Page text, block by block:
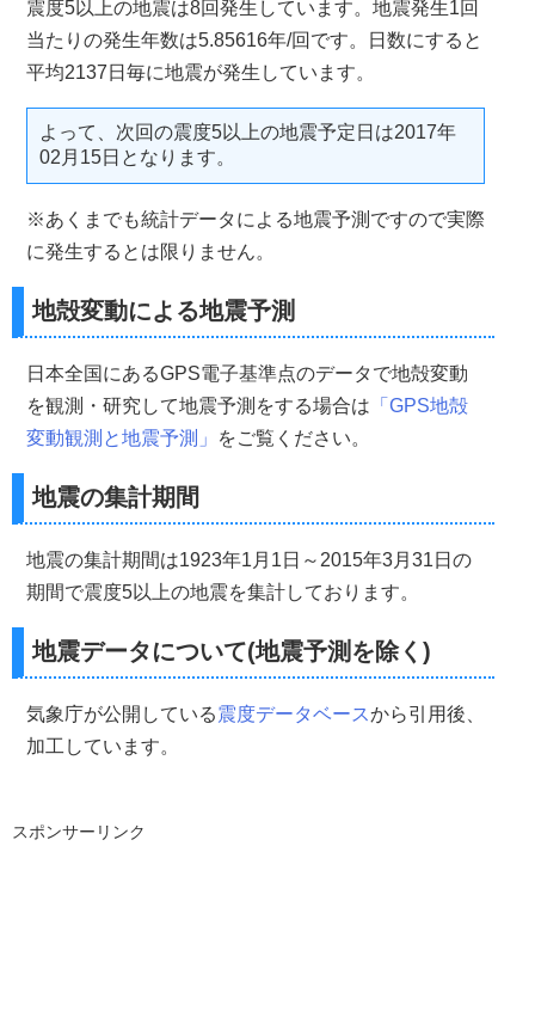
震度5以上の地震は8回発生しています。地震発生1回
当たりの発生年数は5.85616年/回です。日数にすると
平均2137日毎に地震が発生しています。
よって、次回の震度5以上の地震予定日は2017年
02月15日となります。
※あくまでも統計データによる地震予測ですので実際
に発生するとは限りません。
地殻変動による地震予測
日本全国にあるGPS電子基準点のデータで地殻変動
を観測・研究して地震予測をする場合は 「GPS地殻
変動観測と地震予測」
をご覧ください。
地震の集計期間
地震の集計期間は1923年1月1日～2015年3月31日の
期間で震度5以上の地震を集計しております。
地震データについて(地震予測を除く)
気象庁が公開している震度データベースから引用後、
加工しています。
スポンサーリンク